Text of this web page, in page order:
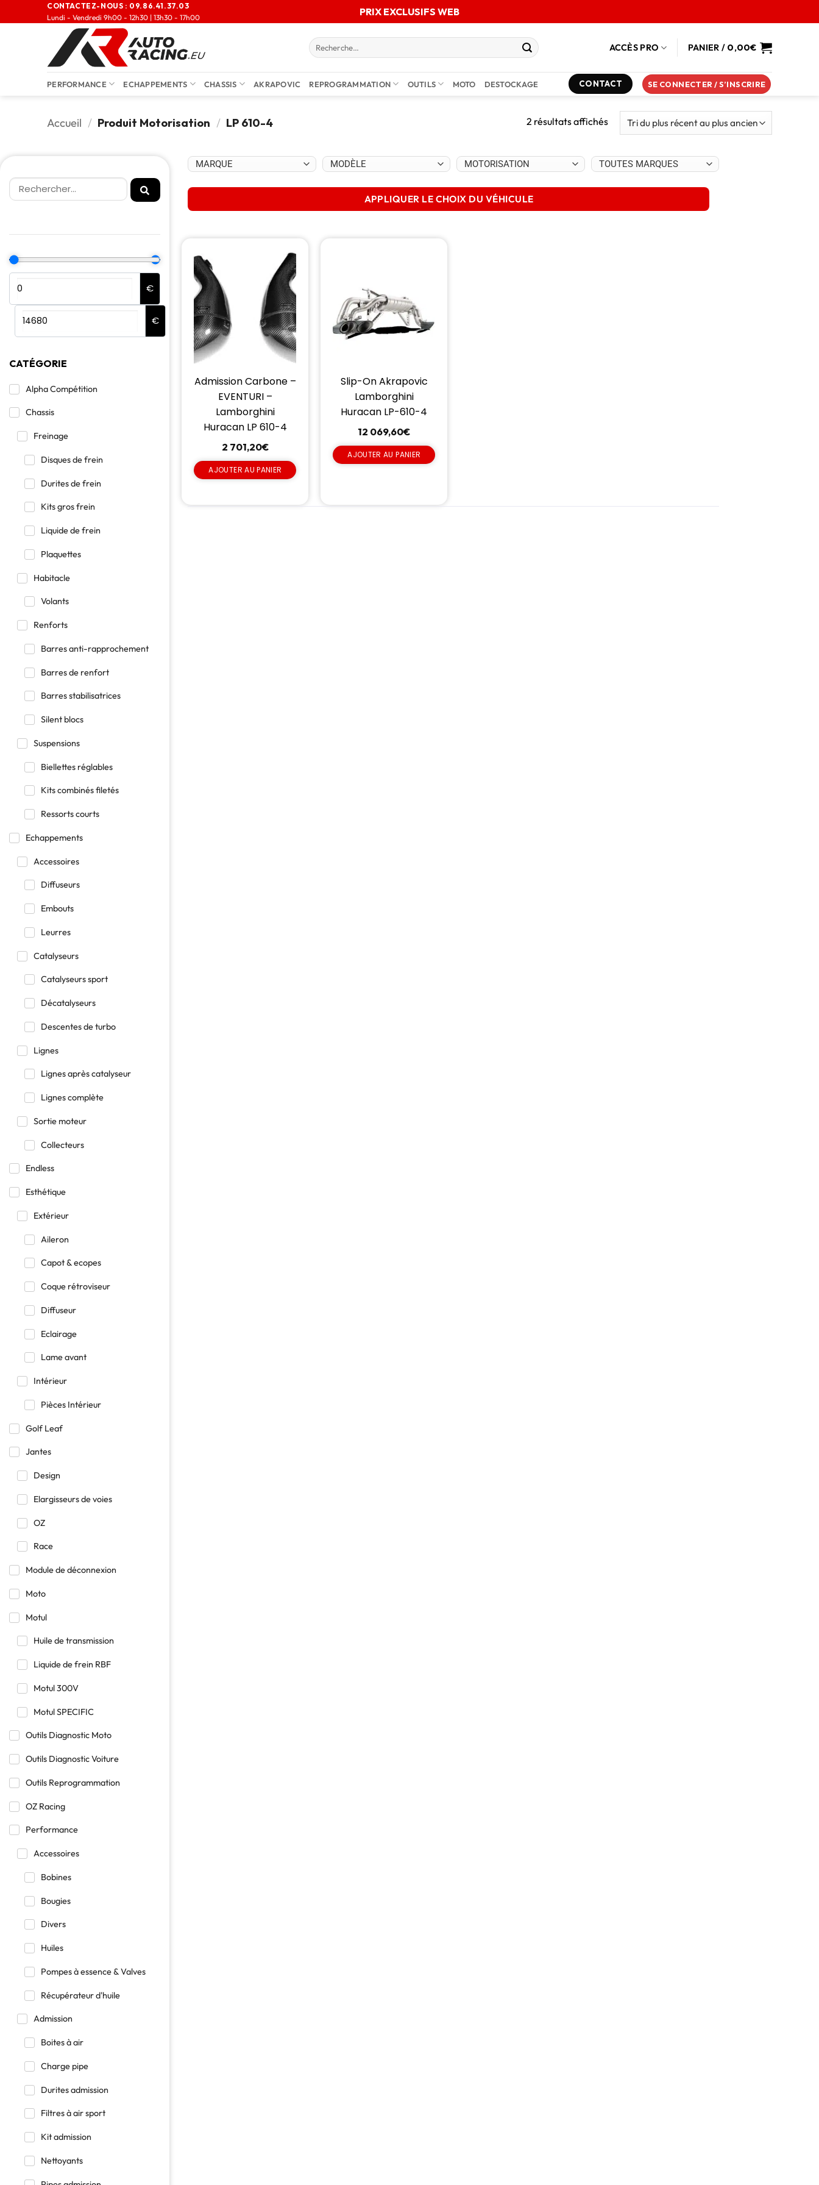
CONTACTEZ-NOUS : 09.86.41.37.03
Lundi - Vendredi 9h00 - 12h30 | 13h30 - 17h00
PRIX EXCLUSIFS WEB
ACCÈS PRO PANIER / 0,00€
PERFORMANCE ECHAPPEMENTS CHASSIS AKRAPOVIC REPROGRAMMATION OUTILS MOTO DESTOCKAGE CONTACT SE CONNECTER / S’INSCRIRE
Accueil / Produit Motorisation / LP 610-4 2 résultats affichés
€
€
CATÉGORIE
Alpha Compétition
Chassis
Freinage
Disques de frein
Durites de frein
Kits gros frein
Liquide de frein
Plaquettes
Habitacle
Volants
Renforts
Barres anti-rapprochement
Barres de renfort
Barres stabilisatrices
Silent blocs
Suspensions
Biellettes réglables
Kits combinés filetés
Ressorts courts
Echappements
Accessoires
Diffuseurs
Embouts
Leurres
Catalyseurs
Catalyseurs sport
Décatalyseurs
Descentes de turbo
Lignes
Lignes après catalyseur
Lignes complète
Sortie moteur
Collecteurs
Endless
Esthétique
Extérieur
Aileron
Capot & ecopes
Coque rétroviseur
Diffuseur
Eclairage
Lame avant
Intérieur
Pièces Intérieur
Golf Leaf
Jantes
Design
Elargisseurs de voies
OZ
Race
Module de déconnexion
Moto
Motul
Huile de transmission
Liquide de frein RBF
Motul 300V
Motul SPECIFIC
Outils Diagnostic Moto
Outils Diagnostic Voiture
Outils Reprogrammation
OZ Racing
Performance
Accessoires
Bobines
Bougies
Divers
Huiles
Pompes à essence & Valves
Récupérateur d'huile
Admission
Boites à air
Charge pipe
Durites admission
Filtres à air sport
Kit admission
Nettoyants
APPLIQUER LE CHOIX DU VÉHICULE
Admission Carbone –
EVENTURI –
Lamborghini
Huracan LP 610-4
2 701,20€
AJOUTER AU PANIER
Slip-On Akrapovic
Lamborghini
Huracan LP-610-4
12 069,60€
AJOUTER AU PANIER